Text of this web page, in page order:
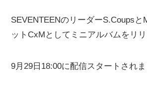
SEVENTEENのリーダーS.Coupsと
ットCxMとしてミニアルバムをリリ
9月29日18:00に配信スタートされま